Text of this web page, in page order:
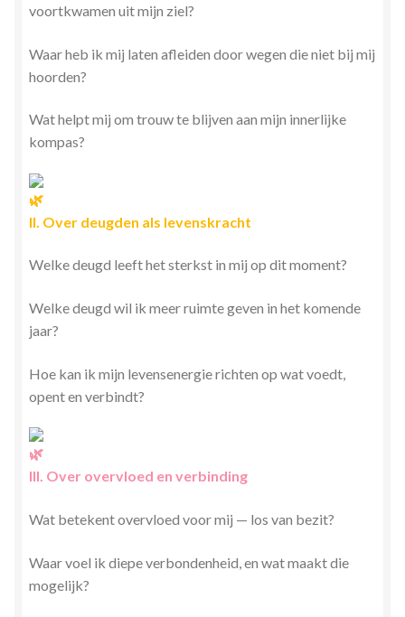
voortkwamen uit mijn ziel?
Waar heb ik mij laten afleiden door wegen die niet bij mij
hoorden?
Wat helpt mij om trouw te blijven aan mijn innerlijke
kompas?
II. Over deugden als levenskracht
Welke deugd leeft het sterkst in mij op dit moment?
Welke deugd wil ik meer ruimte geven in het komende
jaar?
Hoe kan ik mijn levensenergie richten op wat voedt,
opent en verbindt?
III. Over overvloed en verbinding
Wat betekent overvloed voor mij — los van bezit?
Waar voel ik diepe verbondenheid, en wat maakt die
mogelijk?